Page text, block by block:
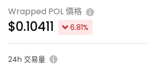
Wrapped POL 價格
$0.10411 6.81%
24h 交易量